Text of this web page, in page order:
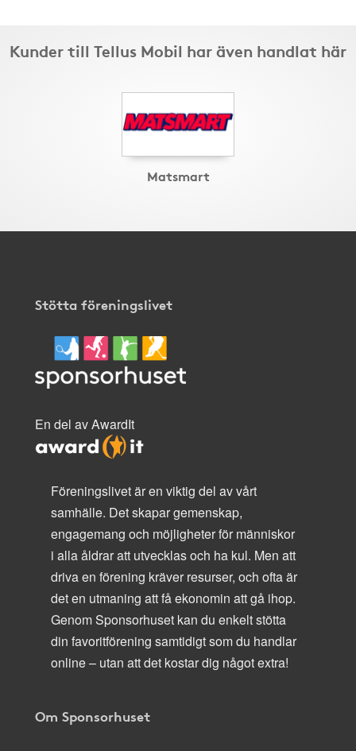
Kunder till Tellus Mobil har även handlat här
Matsmart
Stötta föreningslivet
En del av AwardIt
Föreningslivet är en viktig del av vårt
samhälle. Det skapar gemenskap,
engagemang och möjligheter för människor
i alla åldrar att utvecklas och ha kul. Men att
driva en förening kräver resurser, och ofta är
det en utmaning att få ekonomin att gå ihop.
Genom Sponsorhuset kan du enkelt stötta
din favoritförening samtidigt som du handlar
online – utan att det kostar dig något extra!
Om Sponsorhuset